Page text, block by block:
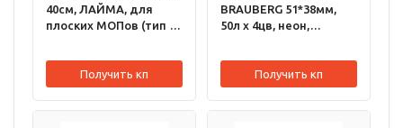
40см, ЛАЙМА, для
плоских МОПов (тип У/
Получить кп
BRAUBERG 51*38мм,
50л х 4цв, неон,
Получить кп